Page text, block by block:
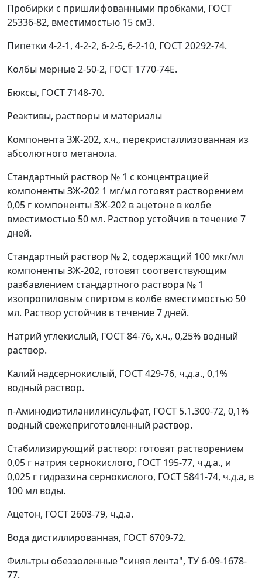
Пробирки с пришлифованными пробками, ГОСТ
25336-82, вместимостью 15 см3.
Пипетки 4-2-1, 4-2-2, 6-2-5, 6-2-10, ГОСТ 20292-74.
Колбы мерные 2-50-2, ГОСТ 1770-74Е.
Бюксы, ГОСТ 7148-70.
Реактивы, растворы и материалы
Компонента ЗЖ-202, х.ч., перекристаллизованная из
абсолютного метанола.
Стандартный раствор № 1 с концентрацией
компоненты ЗЖ-202 1 мг/мл готовят растворением
0,05 г компоненты ЗЖ-202 в ацетоне в колбе
вместимостью 50 мл. Раствор устойчив в течение 7
дней.
Стандартный раствор № 2, содержащий 100 мкг/мл
компоненты ЗЖ-202, готовят соответствующим
разбавлением стандартного раствора № 1
изопропиловым спиртом в колбе вместимостью 50
мл. Раствор устойчив в течение 7 дней.
Натрий углекислый, ГОСТ 84-76, х.ч., 0,25% водный
раствор.
Калий надсернокислый, ГОСТ 429-76, ч.д.а., 0,1%
водный раствор.
п-Аминодиэтиланилинсульфат, ГОСТ 5.1.300-72, 0,1%
водный свежеприготовленный раствор.
Стабилизирующий раствор: готовят растворением
0,05 г натрия сернокислого, ГОСТ 195-77, ч.д.а., и
0,025 г гидразина сернокислого, ГОСТ 5841-74, ч.д.а, в
100 мл воды.
Ацетон, ГОСТ 2603-79, ч.д.а.
Вода дистиллированная, ГОСТ 6709-72.
Фильтры обеззоленные "синяя лента", ТУ 6-09-1678-
77.